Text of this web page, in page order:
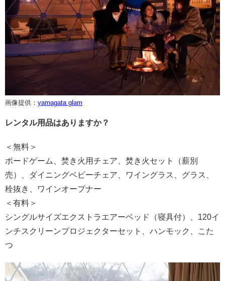
画像提供： yamagata glam
レンタル用品はありますか？
＜無料＞
ボードゲーム、焚き火用チェア、焚き火セット（薪別
売）、ダイニングベビーチェア、ワイングラス、グラス、
栓抜き、ワインオープナー
＜有料＞
シングルサイズエクストラエアーベッド（寝具付）、120イ
ンチスクリーンプロジェクターセット、ハンモック、こた
つ